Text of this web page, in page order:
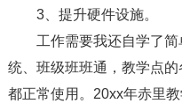
3、提升硬件设施。
工作需要我还自学了
统、班级班班通，教学点
都正常使用。20xx年赤里